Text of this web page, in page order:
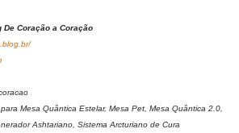
De Coração a Coração
Mesa Quântica Estelar, Mesa Pet, Mesa Quântica 2.0,
Ashtariano, Sistema Arcturiano de Cura